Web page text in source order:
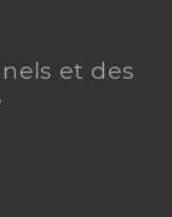
et des